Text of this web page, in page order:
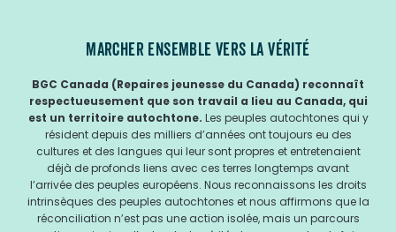
MARCHER ENSEMBLE VERS LA VÉRITÉ
BGC Canada (Repaires jeunesse du Canada) reconnaît
respectueusement que son travail a lieu au Canada, qui
est un territoire autochtone. Les peuples autochtones qui y
résident depuis des milliers d’années ont toujours eu des
cultures et des langues qui leur sont propres et entretenaient
déjà de profonds liens avec ces terres longtemps avant
l’arrivée des peuples européens. Nous reconnaissons les droits
intrinsèques des peuples autochtones et nous affirmons que la
réconciliation n’est pas une action isolée, mais un parcours